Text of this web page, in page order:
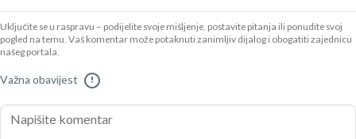
Uključite se u raspravu – podijelite svoje mišljenje, postavite pitanja ili ponudite svoj
pogled na temu. Vaš komentar može potaknuti zanimljiv dijalog i obogatiti zajednicu
našeg portala.
Važna obavijest !